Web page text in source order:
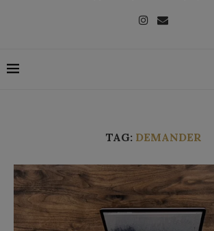
TAG: DEMANDER